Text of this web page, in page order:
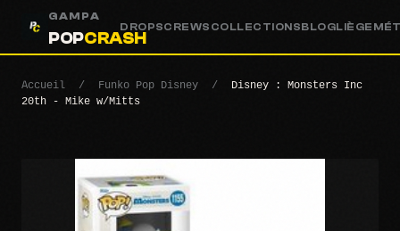
GAMPA
POPCRASH
DROPSCREWS COLLECTIONSBLOGLIÈGE
Accueil / Funko Pop Disney /
Disney : Monsters Inc
20th - Mike w/Mitts